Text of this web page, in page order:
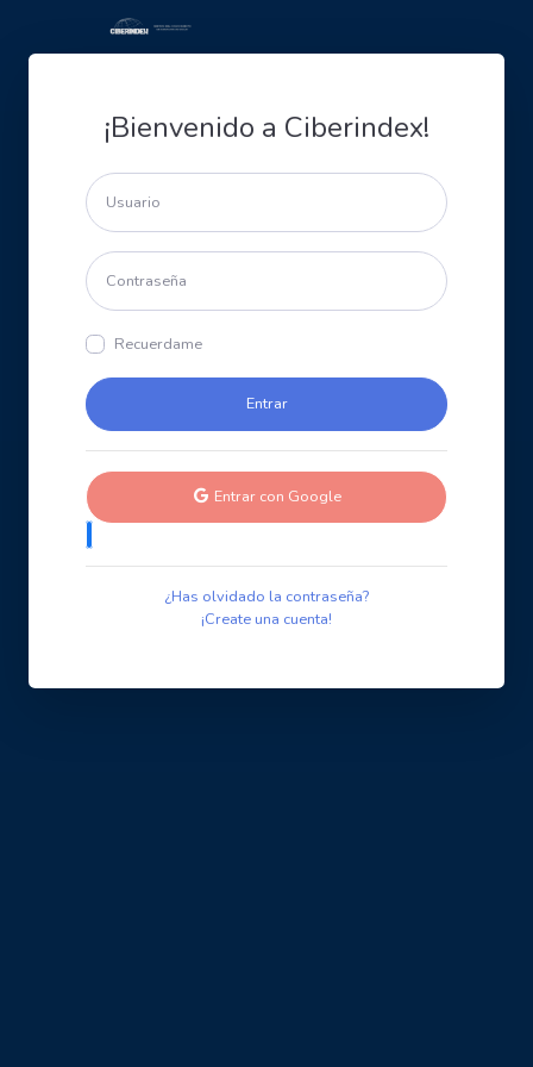
¡Bienvenido a Ciberindex!
Recuerdame
Entrar con Google
¿Has olvidado la contraseña?
¡Create una cuenta!